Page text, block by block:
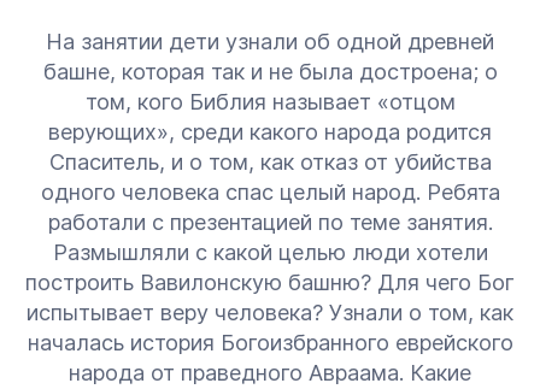
На занятии дети узнали об одной древней
башне, которая так и не была достроена; о
том, кого Библия называет «отцом
верующих», среди какого народа родится
Спаситель, и о том, как отказ от убийства
одного человека спас целый народ. Ребята
работали с презентацией по теме занятия.
Размышляли с какой целью люди хотели
построить Вавилонскую башню? Для чего Бог
испытывает веру человека? Узнали о том, как
началась история Богоизбранного еврейского
народа от праведного Авраама. Какие